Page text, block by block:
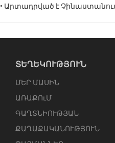
• Արտադրված է
ՏԵՂԵԿՈՒԹՅՈՒՆ
ՄԵՐ ՄԱՍԻՆ
ԱՌԱՔՈւՄ
ԳԱՂՏՆԻՈՒԹՅԱՆ
ՔԱՂԱՔԱԿԱՆՈՒԹՅՈՒՆ